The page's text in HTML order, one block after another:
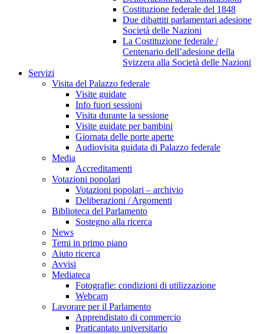
Costituzione federale del 1848
Due dibattiti parlamentari adesione
Società delle Nazioni
La Costituzione federale /
Centenario dell’adesione della
Svizzera alla Società delle Nazioni
Servizi
Visita del Palazzo federale
Visite guidate
Info fuori sessioni
Visita durante la sessione
Visite guidate per bambini
Giornata delle porte aperte
Audiovisita guidata di Palazzo federale
Media
Accreditamenti
Votazioni popolari
Votazioni popolari – archivio
Deliberazioni / Argomenti
Biblioteca del Parlamento
Sostegno alla ricerca
News
Temi in primo piano
Aiuto ricerca
Avvisi
Mediateca
Fotografie: condizioni di utilizzazione
Webcam
Lavorare per il Parlamento
Apprendistato di commercio
Praticantato universitario